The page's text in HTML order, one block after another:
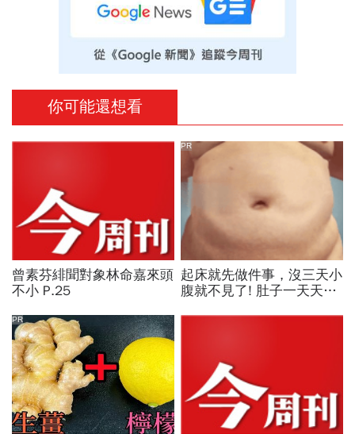
你可能還想看
曾素芬緋聞對象林命嘉來頭
不小 P.25
起床就先做件事，沒三天小
腹就不見了! 肚子一天天變
PR
PR